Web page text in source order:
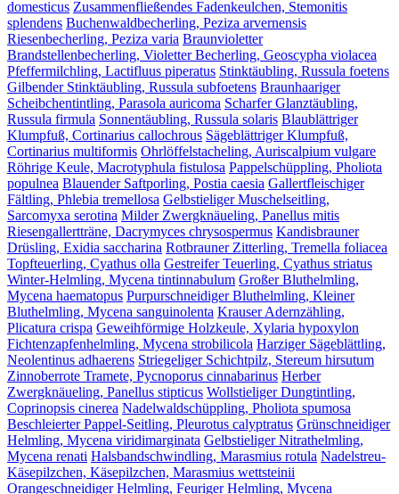
domesticus Zusammenfließendes Fadenkeulchen, Stemonitis
splendens Buchenwaldbecherling, Peziza arvernensis
Riesenbecherling, Peziza varia Braunvioletter
Brandstellenbecherling, Violetter Becherling, Geoscypha violacea
Pfeffermilchling, Lactifluus piperatus Stinktäubling, Russula foetens
Gilbender Stinktäubling, Russula subfoetens Braunhaariger
Scheibchentintling, Parasola auricoma Scharfer Glanztäubling,
Russula firmula Sonnentäubling, Russula solaris Blaublättriger
Klumpfuß, Cortinarius callochrous Sägeblättriger Klumpfuß,
Cortinarius multiformis Ohrlöffelstacheling, Auriscalpium vulgare
Röhrige Keule, Macrotyphula fistulosa Pappelschüppling, Pholiota
populnea Blauender Saftporling, Postia caesia Gallertfleischiger
Fältling, Phlebia tremellosa Gelbstieliger Muschelseitling,
Sarcomyxa serotina Milder Zwergknäueling, Panellus mitis
Riesengallertträne, Dacrymyces chrysospermus Kandisbrauner
Drüsling, Exidia saccharina Rotbrauner Zitterling, Tremella foliacea
Topfteuerling, Cyathus olla Gestreifer Teuerling, Cyathus striatus
Winter-Helmling, Mycena tintinnabulum Großer Bluthelmling,
Mycena haematopus Purpurschneidiger Bluthelmling, Kleiner
Bluthelmling, Mycena sanguinolenta Krauser Adernzähling,
Plicatura crispa Geweihförmige Holzkeule, Xylaria hypoxylon
Fichtenzapfenhelmling, Mycena strobilicola Harziger Sägeblättling,
Neolentinus adhaerens Striegeliger Schichtpilz, Stereum hirsutum
Zinnoberrote Tramete, Pycnoporus cinnabarinus Herber
Zwergknäueling, Panellus stipticus Wollstieliger Dungtintling,
Coprinopsis cinerea Nadelwaldschüppling, Pholiota spumosa
Beschleierter Pappel-Seitling, Pleurotus calyptratus Grünschneidiger
Helmling, Mycena viridimarginata Gelbstieliger Nitrathelmling,
Mycena renati Halsbandschwindling, Marasmius rotula Nadelstreu-
Käsepilzchen, Käsepilzchen, Marasmius wettsteinii
Orangeschneidiger Helmling, Feuriger Helmling, Mycena